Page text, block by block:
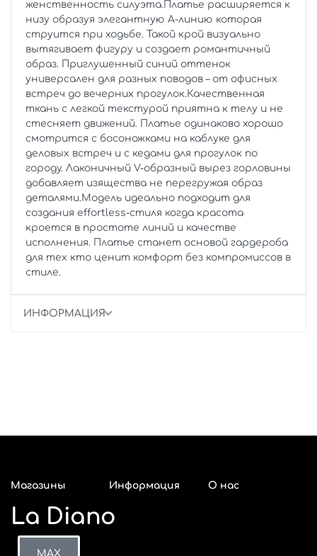
женственность силуэта.Платье расширяется к
низу образуя элегантную А-линию которая
струится при ходьбе. Такой крой визуально
вытягивает фигуру и создает романтичный
образ. Приглушенный синий оттенок
универсален для разных поводов – от офисных
встреч до вечерних прогулок.Качественная
ткань с легкой текстурой приятна к телу и не
стесняет движений. Платье одинаково хорошо
смотрится с босоножками на каблуке для
деловых встреч и с кедами для прогулок по
городу. Лаконичный V-образный вырез горловины
добавляет изящества не перегружая образ
деталями.Модель идеально подходит для
создания effortless-стиля когда красота
кроется в простоте линий и качестве
исполнения. Платье станет основой гардероба
для тех кто ценит комфорт без компромиссов в
стиле.
ИНФОРМАЦИЯ
Магазины
Адреса
магазинов La
Красноярск
Информация
Оплата и
О нас
La Diano
MAX